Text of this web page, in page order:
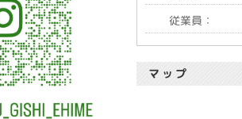
従業員：
マップ